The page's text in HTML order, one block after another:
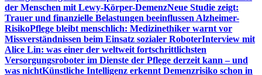
der Menschen mit Lewy-Körper-DemenzNeue Studie zeigt:
Trauer und finanzielle Belastungen beeinflussen Alzheimer-
RisikoPflege bleibt menschlich: Medizinethiker warnt vor
Missverständnissen beim Einsatz sozialer RoboterInterview mit
Alice Lin: was einer der weltweit fortschrittlichsten
Versorgungsroboter im Dienste der Pflege derzeit kann – und
was nichtKünstliche Intelligenz erkennt Demenzrisiko schon in